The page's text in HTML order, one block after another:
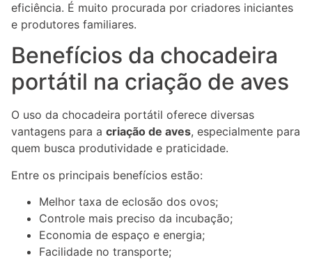
eficiência. É muito procurada por criadores iniciantes
e produtores familiares.
Benefícios da chocadeira
portátil na criação de aves
O uso da chocadeira portátil oferece diversas
vantagens para a criação de aves, especialmente para
quem busca produtividade e praticidade.
Entre os principais benefícios estão:
Melhor taxa de eclosão dos ovos;
Controle mais preciso da incubação;
Economia de espaço e energia;
Facilidade no transporte;